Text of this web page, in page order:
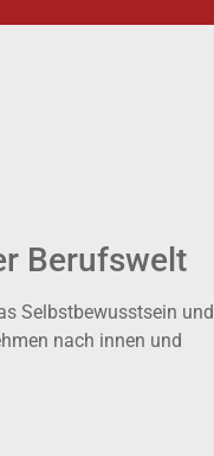
Berufswelt
Selbstbewusstsein und
nach innen und